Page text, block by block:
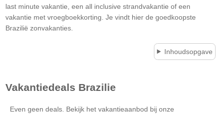
last minute vakantie, een all inclusive strandvakantie of een
vakantie met vroegboekkorting. Je vindt hier de goedkoopste
Brazilië zonvakanties.
Inhoudsopgave
Vakantiedeals Brazilie
Even geen deals. Bekijk het vakantieaanbod bij onze